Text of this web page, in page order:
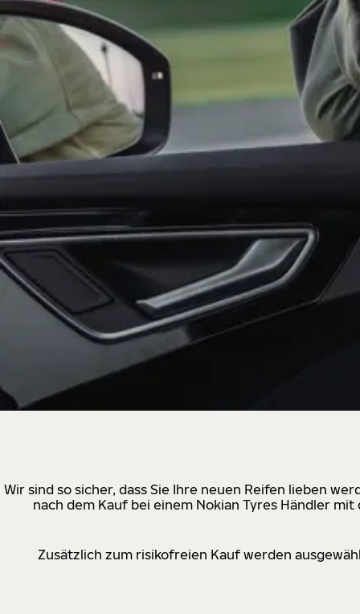
Wir sind so sicher, dass Sie Ihre neuen Reifen lieben
nach dem Kauf bei einem Nokian Tyres Händler
Zusätzlich zum risikofreien Kauf werden